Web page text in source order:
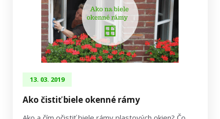
13. 03. 2019
Ako čistiť biele okenné rámy